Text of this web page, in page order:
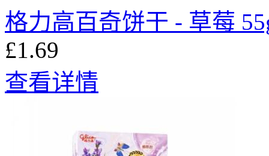
格力高百奇饼干 - 草莓
£1.69
查看详情